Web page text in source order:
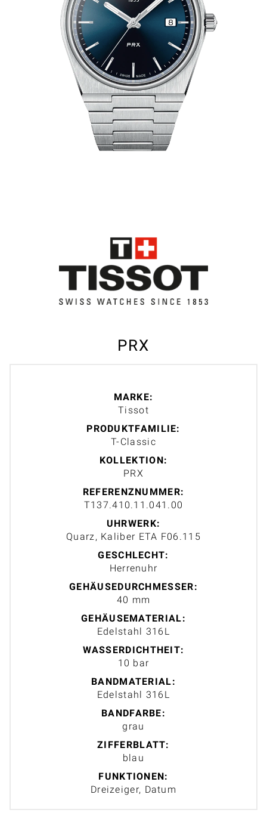
PRX
MARKE:
Tissot
PRODUKTFAMILIE:
T-Classic
KOLLEKTION:
PRX
REFERENZNUMMER:
T137.410.11.041.00
UHRWERK:
Quarz, Kaliber ETA F06.115
GESCHLECHT:
Herrenuhr
GEHÄUSEDURCHMESSER:
40 mm
GEHÄUSEMATERIAL:
Edelstahl 316L
WASSERDICHTHEIT:
10 bar
BANDMATERIAL:
Edelstahl 316L
BANDFARBE:
grau
ZIFFERBLATT:
blau
FUNKTIONEN:
Dreizeiger, Datum